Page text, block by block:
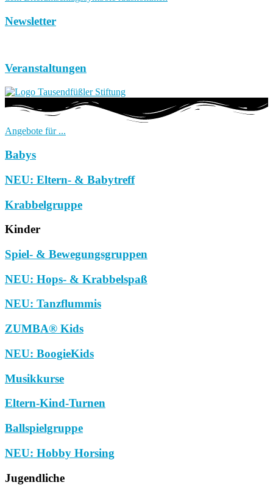
Newsletter
Veranstaltungen
Angebote für ...
Babys
NEU: Eltern- & Babytreff
Krabbelgruppe
Kinder
Spiel- & Bewegungsgruppen
NEU: Hops- & Krabbelspaß
NEU: Tanzflummis
ZUMBA® Kids
NEU: BoogieKids
Musikkurse
Eltern-Kind-Turnen
Ballspielgruppe
NEU: Hobby Horsing
Jugendliche